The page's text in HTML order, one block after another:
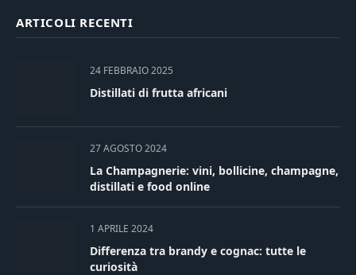
ARTICOLI RECENTI
24 FEBBRAIO 2025
Distillati di frutta africani
27 AGOSTO 2024
La Champagnerie: vini, bollicine, champagne,
distillati e food online
1 APRILE 2024
Differenza tra brandy e cognac: tutte le
curiosità